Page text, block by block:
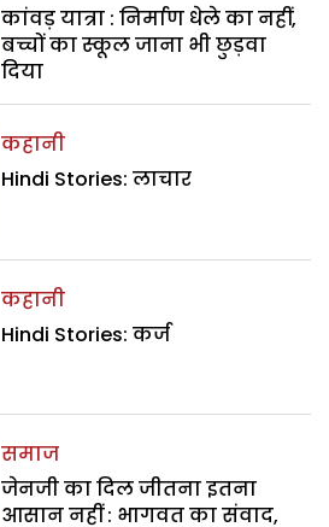
कांवड़ यात्रा : निर्माण धेले का नहीं,
बच्चों का स्कूल जाना भी छुड़वा
दिया
कहानी
Hindi Stories: लाचार
कहानी
Hindi Stories: कर्ज
समाज
जेनजी का दिल जीतना इतना
आसान नहीं : भागवत का संवाद,